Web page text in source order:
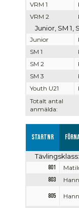
Totalt antal
anmälda:
VRM 1
VRM 2
Junior, SM 1,
Junior
SM 1
SM 2
SM 3
Youth U21
Startnr
801
803
805